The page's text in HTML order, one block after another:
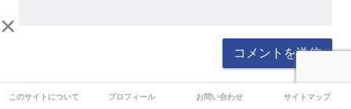
日本語が含まれない投稿は無視されますのでご注意くだ
×
このサイトについて プロフィール お問い合わせ サイトマップ